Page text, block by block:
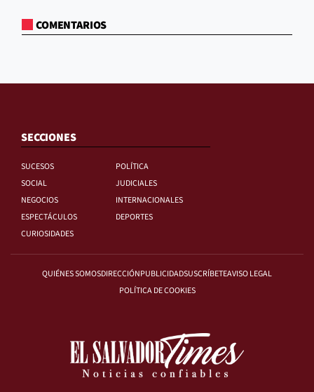
COMENTARIOS
SECCIONES
SUCESOS
POLÍTICA
SOCIAL
JUDICIALES
NEGOCIOS
INTERNACIONALES
ESPECTÁCULOS
DEPORTES
CURIOSIDADES
QUIÉNES SOMOSDIRECCIÓNPUBLICIDADSUSCRÍBETEAVISO LEGAL
POLÍTICA DE COOKIES